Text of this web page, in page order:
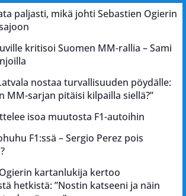
paljasti, mikä johti Sebastien Ogierin
kritisoi Suomen MM-rallia – Sami
nostaa turvallisuuden pöydälle:
MM-sarjan pitäisi kilpailla siellä?”
isoa muutosta F1-autoihin
F1:ssä – Sergio Perez pois
kartanlukija kertoo
hetkistä: ”Nostin katseeni ja näin